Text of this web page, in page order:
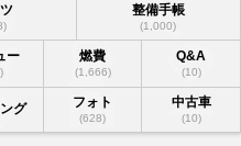
整備手帳
(1,000)
ー 燃費
(1,666)
Q&A
(10)
グ フォト
(628)
中古車
(10)